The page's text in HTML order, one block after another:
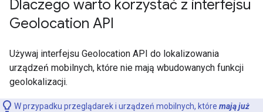
Dlaczego warto korzystać z interfejsu
Geolocation API
Używaj interfejsu Geolocation API do lokalizowania
urządzeń mobilnych, które nie mają wbudowanych funkcji
geolokalizacji.
W przypadku przeglądarek i urządzeń mobilnych, które mają już